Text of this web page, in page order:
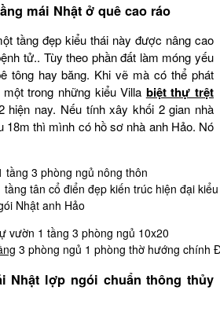
mái Nhật ở quê cao ráo
tầng đẹp kiểu thái này được nâng cao
tử.. Tùy theo phần đất làm móng yếu
tông hay băng. Khi vẽ mà có thể phát
trong những kiểu Villa biệt thự trệt
hiện nay. Nếu tính xây khối 2 gian nhà
18m thì mình có hồ sơ nhà anh Hảo. Nó
tân cổ điển đẹp kiến trúc hiện đại
Nhật anh Hảo
3 phòng ngủ 1 phòng thờ hướng chính
Nhật lợp ngói chuẩn thông thủy